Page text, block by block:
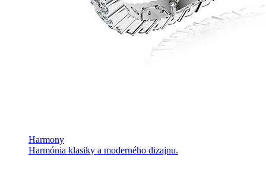
Harmony
Harmónia klasiky a moderného dizajnu.